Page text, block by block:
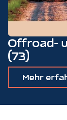
Offroad-
(73)
Mehr